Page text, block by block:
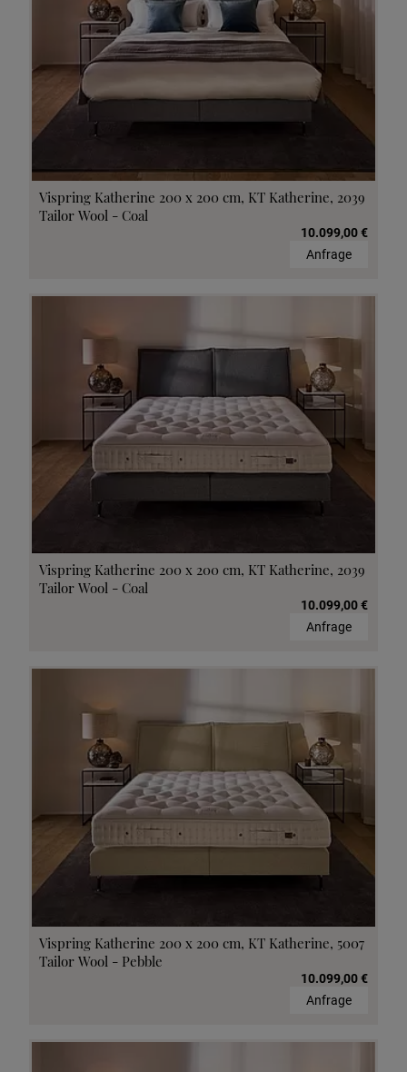
Vispring Katherine 200 x 200 cm, KT Katherine, 2039
Tailor Wool - Coal
10.099,00 €
Anfrage
Vispring Katherine 200 x 200 cm, KT Katherine, 2039
Tailor Wool - Coal
10.099,00 €
Anfrage
Vispring Katherine 200 x 200 cm, KT Katherine, 5007
Tailor Wool - Pebble
10.099,00 €
Anfrage